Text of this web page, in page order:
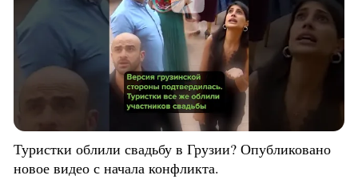
Туристки облили свадьбу в Грузии? Опубликовано
новое видео с начала конфликта.